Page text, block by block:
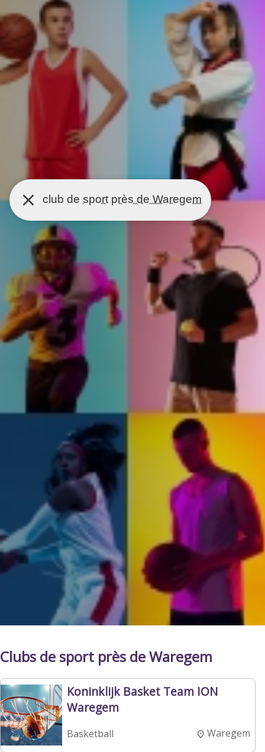
club de sport près de Waregem
Clubs de sport près de Waregem
Koninklijk Basket Team ION
Waregem
Basketball Waregem